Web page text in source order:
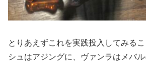
とりあえずこれを実践投入してみる
シュはアジングに、ヴァンラはメバ